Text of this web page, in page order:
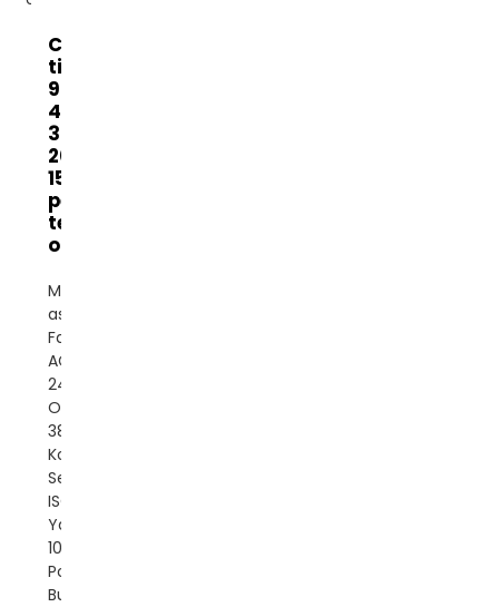
Cina Servo
tiga fase
90kva
45kva
30kva
20kva
15kva
pengatur
tegangan
otomatis...
Merek: BanattonTempat
asal: CinaFase: Tiga
FaseJenis Arus:
ACTegangan Input: AC
240v-450vTegangan
Output:
380/400/415VACCetiketik:
Kontrol Motor
ServoSertifikat:
ISO/CE/ROHSOEM/ODM:
YaKemampuan Pasokan:
10.000
Potongan/Potongan per
BulanKemasan: Mobil...